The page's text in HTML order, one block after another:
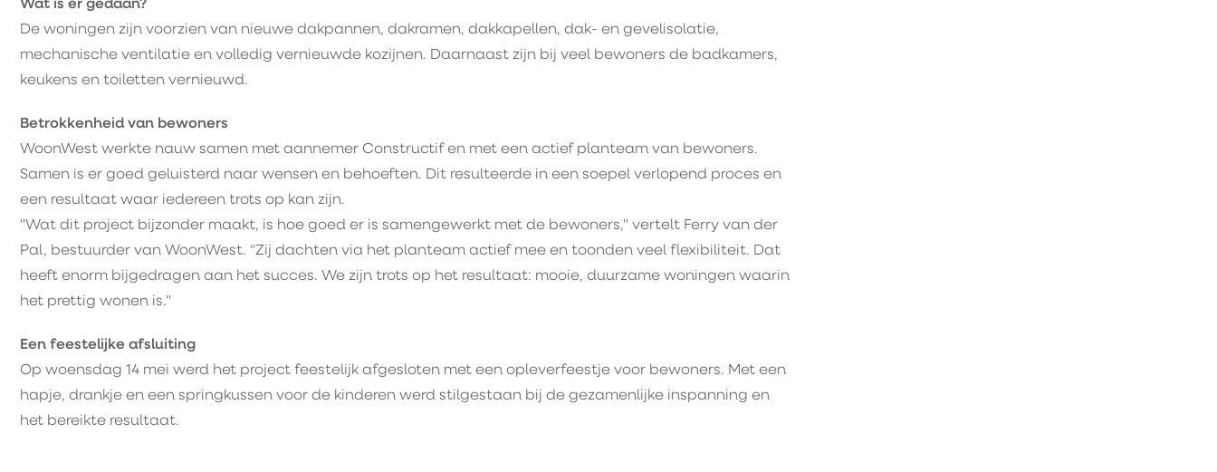
Wat is er gedaan?
De woningen zijn voorzien van nieuwe dakpannen, dakramen, dakkapellen, dak- en gevelisolatie,
mechanische ventilatie en volledig vernieuwde kozijnen. Daarnaast zijn bij veel bewoners de badkamers,
keukens en toiletten vernieuwd.
Betrokkenheid van bewoners
WoonWest werkte nauw samen met aannemer Constructif en met een actief planteam van bewoners.
Samen is er goed geluisterd naar wensen en behoeften. Dit resulteerde in een soepel verlopend proces en
een resultaat waar iedereen trots op kan zijn.
"Wat dit project bijzonder maakt, is hoe goed er is samengewerkt met de bewoners," vertelt Ferry van der
Pal, bestuurder van WoonWest. “Zij dachten via het planteam actief mee en toonden veel flexibiliteit. Dat
heeft enorm bijgedragen aan het succes. We zijn trots op het resultaat: mooie, duurzame woningen waarin
het prettig wonen is."
Een feestelijke afsluiting
Op woensdag 14 mei werd het project feestelijk afgesloten met een opleverfeestje voor bewoners. Met een
hapje, drankje en een springkussen voor de kinderen werd stilgestaan bij de gezamenlijke inspanning en
het bereikte resultaat.